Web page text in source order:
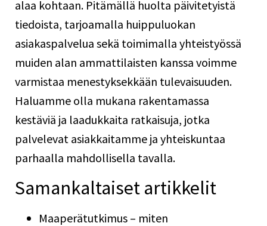
alaa kohtaan. Pitämällä huolta päivitetyistä
tiedoista, tarjoamalla huippuluokan
asiakaspalvelua sekä toimimalla yhteistyössä
muiden alan ammattilaisten kanssa voimme
varmistaa menestyksekkään tulevaisuuden.
Haluamme olla mukana rakentamassa
kestäviä ja laadukkaita ratkaisuja, jotka
palvelevat asiakkaitamme ja yhteiskuntaa
parhaalla mahdollisella tavalla.
Samankaltaiset artikkelit
Maaperätutkimus – miten